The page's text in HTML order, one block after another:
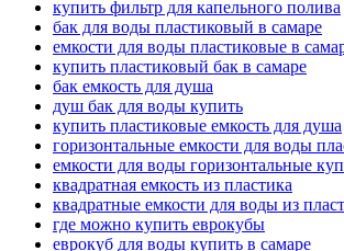
купить фильтр для капельного полива
бак для воды пластиковый в самаре
емкости для воды пластиковые в
купить пластиковый бак в самаре
бак емкость для душа
душ бак для воды купить
купить пластиковые емкость для душа
горизонтальные емкости для воды
емкости для воды горизонтальные
квадратная емкость из пластика
квадратные емкости для воды из
где можно купить еврокубы
еврокуб для воды купить в самаре